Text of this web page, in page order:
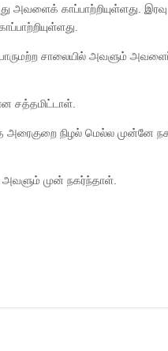
அவளைக் காப்பாற்றியுள்ளது.
சாலையில் அவளும்
சத்தமிட்டாள்.
அரைகுறை நிழல் மெல்ல
அவளும் முன் நகர்ந்தாள்.